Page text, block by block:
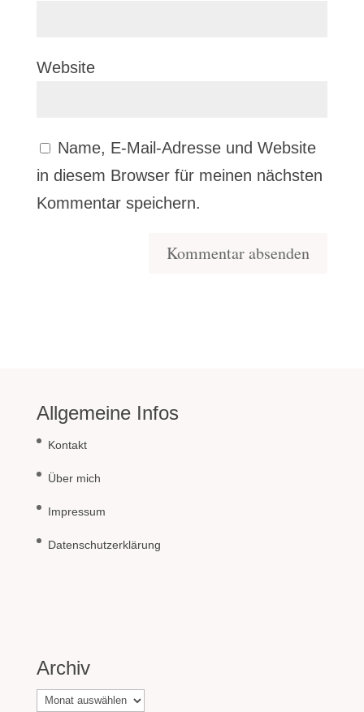
Website
Name, E-Mail-Adresse und Website
in diesem Browser für meinen nächsten
Kommentar speichern.
Allgemeine Infos
Kontakt
Über mich
Impressum
Datenschutzerklärung
Archiv
Archiv